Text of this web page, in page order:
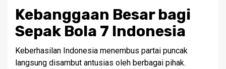
Kebanggaan Besar bagi
Sepak Bola 7 Indonesia
Keberhasilan Indonesia menembus partai puncak
langsung disambut antusias oleh berbagai pihak.